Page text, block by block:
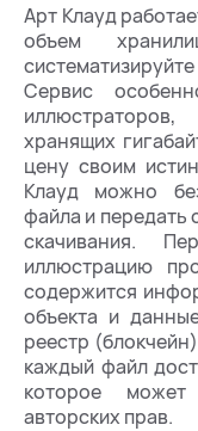
Арт Клауд
объем
Сервис
хранящих
цену своим
Клауд можно
файла и передать
скачивания.
иллюстрацию
содержится
объекта и
реестр
каждый файл
которое может
авторских прав.